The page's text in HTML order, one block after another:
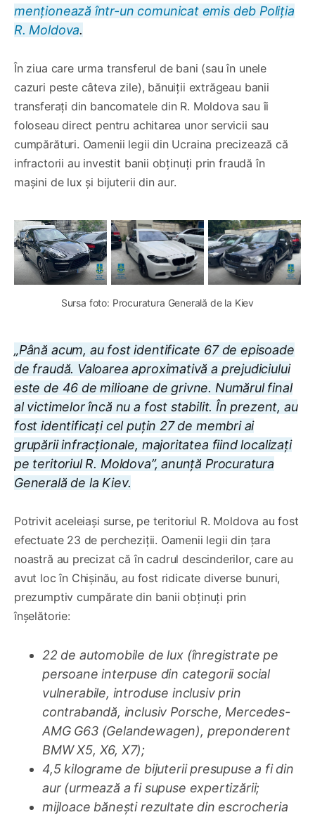
menționează într-un comunicat emis deb Poliția
R. Moldova.
În ziua care urma transferul de bani (sau în unele
cazuri peste câteva zile), bănuiții extrăgeau banii
transferați din bancomatele din R. Moldova sau îi
foloseau direct pentru achitarea unor servicii sau
cumpărături. Oamenii legii din Ucraina precizează că
infractorii au investit banii obținuți prin fraudă în
mașini de lux și bijuterii din aur.
Sursa foto: Procuratura Generală de la Kiev
„Până acum, au fost identificate 67 de episoade
de fraudă. Valoarea aproximativă a prejudiciului
este de 46 de milioane de grivne. Numărul final
al victimelor încă nu a fost stabilit. În prezent, au
fost identificați cel puțin 27 de membri ai
grupării infracționale, majoritatea fiind localizați
pe teritoriul R. Moldova”, anunță Procuratura
Generală de la Kiev.
Potrivit aceleiași surse, pe teritoriul R. Moldova au fost
efectuate 23 de percheziții. Oamenii legii din țara
noastră au precizat că în cadrul descinderilor, care au
avut loc în Chișinău, au fost ridicate diverse bunuri,
prezumptiv cumpărate din banii obținuți prin
înșelătorie:
22 de automobile de lux (înregistrate pe
persoane interpuse din categorii social
vulnerabile, introduse inclusiv prin
contrabandă, inclusiv Porsche, Mercedes-
AMG G63 (Gelandewagen), preponderent
BMW X5, X6, X7);
4,5 kilograme de bijuterii presupuse a fi din
aur (urmează a fi supuse expertizării;
mijloace bănești rezultate din escrocheria